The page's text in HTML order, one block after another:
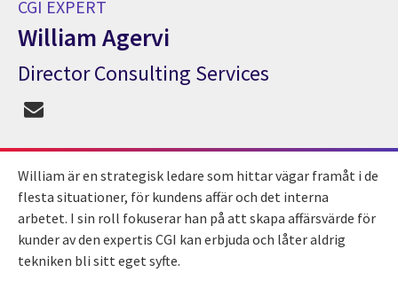
CGI EXPERT
William Agervi
CGI Expert William Agervi
Director Consulting Services
William är en strategisk ledare som hittar vägar framåt i de
flesta situationer, för kundens affär och det interna
arbetet. I sin roll fokuserar han på att skapa affärsvärde för
kunder av den expertis CGI kan erbjuda och låter aldrig
tekniken bli sitt eget syfte.